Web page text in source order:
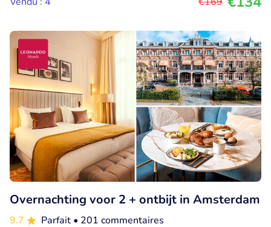
Overnachting voor 2 + ontbijt in Amsterdam
9.7 Parfait • 201 commentaires